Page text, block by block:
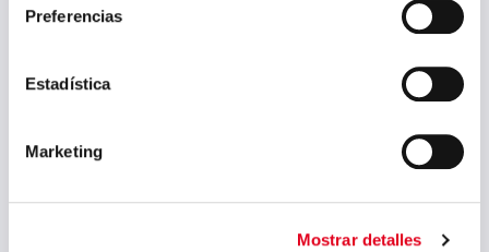
Preferencias
Estadística
Marketing
Mostrar detalles
(Deutsch)